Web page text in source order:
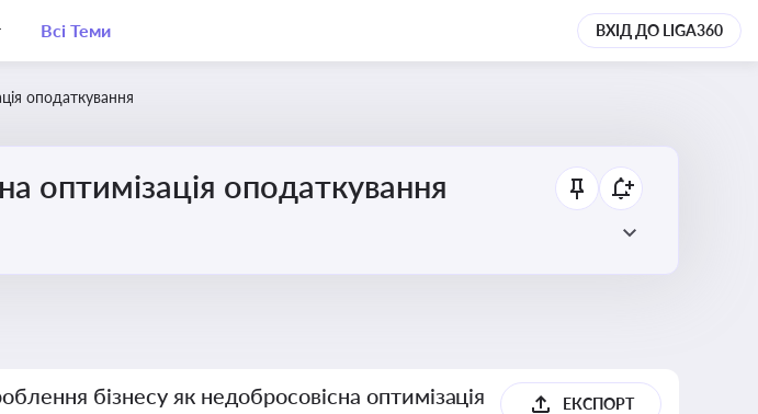
Всі Теми ВХІД ДО LIGA360
оподаткування
оптимізація оподаткування
бізнесу як недобросовісна оптимізація
ЕКСПОРТ